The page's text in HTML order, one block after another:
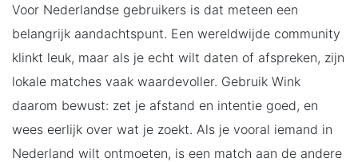
Voor Nederlandse gebruikers is dat meteen een
belangrijk aandachtspunt. Een wereldwijde community
klinkt leuk, maar als je echt wilt daten of afspreken, zijn
lokale matches vaak waardevoller. Gebruik Wink
daarom bewust: zet je afstand en intentie goed, en
wees eerlijk over wat je zoekt. Als je vooral iemand in
Nederland wilt ontmoeten, is een match aan de andere